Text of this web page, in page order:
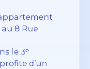
8 Rue
le 3ᵉ
d’un